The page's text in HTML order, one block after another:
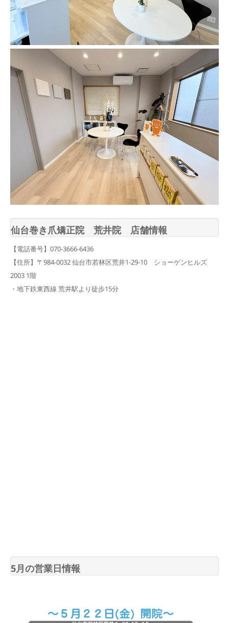
仙台巻き爪矯正院 荒井院 店舗情報
【電話番号】070-3666-6436
【住所】〒984-0032 仙台市若林区荒井1-29-10 ショーゲンヒルズ
2003 1階
・地下鉄東西線 荒井駅より徒歩15分
5月の営業日情報